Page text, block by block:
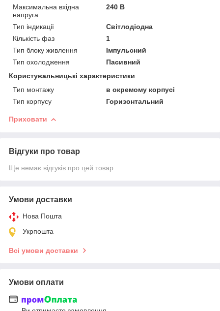
Максимальна вхідна
напруга
240 В
Тип індикації
Світлодіодна
Кількість фаз
1
Тип блоку живлення
Імпульсний
Тип охолодження
Пасивний
Користувальницькі характеристики
Тип монтажу
в окремому корпусі
Тип корпусу
Горизонтальний
Приховати
Відгуки про товар
Ще немає відгуків про цей товар
Умови доставки
Нова Пошта
Укрпошта
Всі умови доставки
Умови оплати